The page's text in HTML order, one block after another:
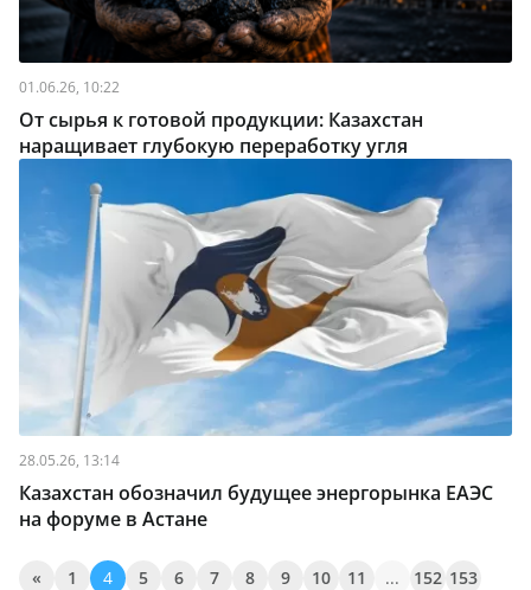
01.06.26, 10:22
От сырья к готовой продукции: Казахстан
наращивает глубокую переработку угля
28.05.26, 13:14
Казахстан обозначил будущее энергорынка ЕАЭС
на форуме в Астане
« 1 4 5 6 7 8 9 10 11 ... 152 153